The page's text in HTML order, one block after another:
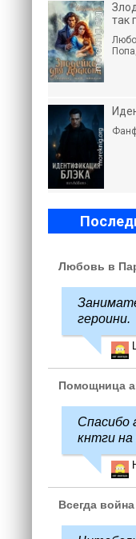
так
Любовь в
героини.
Помощница
Спасибо
кнтги
Всегда